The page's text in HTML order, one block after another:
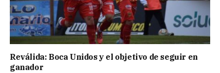
Reválida: Boca Unidos y el objetivo de seguir en
ganador